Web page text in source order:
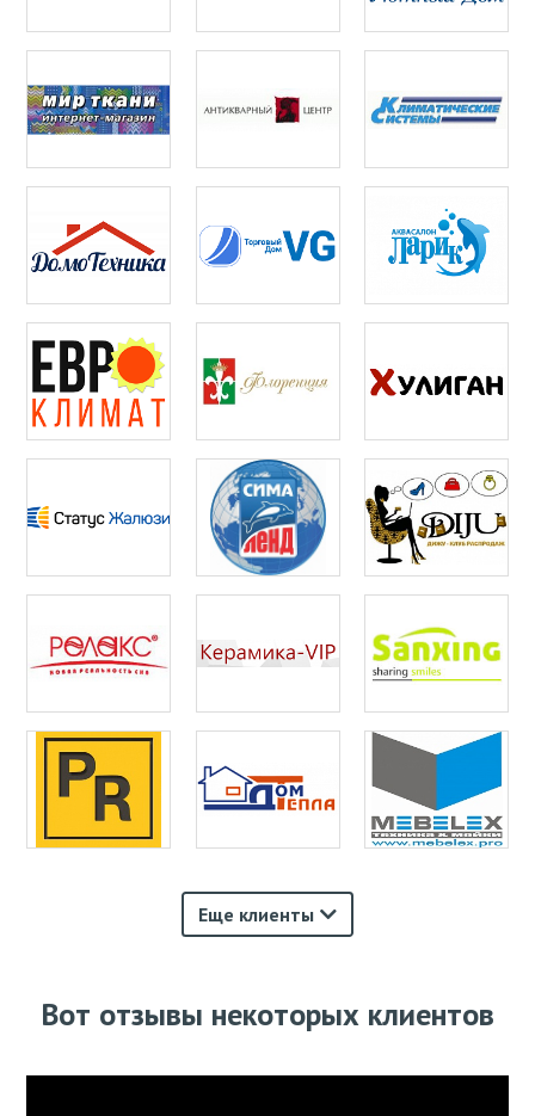
Еще клиенты
Вот отзывы некоторых клиентов